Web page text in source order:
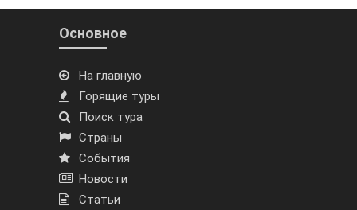
Основное
На главную
Горящие туры
Поиск тура
Страны
События
Новости
Статьи